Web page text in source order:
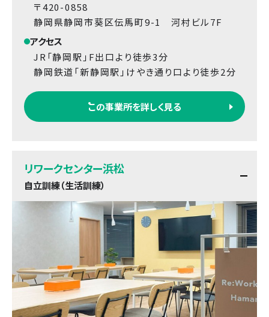
〒420-0858
静岡県静岡市葵区伝馬町9-1 河村ビル7F
アクセス
JR「静岡駅」F出口より徒歩3分
静岡鉄道「新静岡駅」けやき通り口より徒歩2分
この事業所を詳しく見る
リワークセンター浜松
自立訓練（生活訓練）